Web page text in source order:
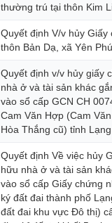
thường trú tại thôn Kim
Quyết định V/v hủy
thôn Bản Dạ, xã Yên
Quyết định v/v hủy giấy
nhà ở và tài sản khác
vào sổ cấp GCN CH
Cam Văn Hợp (Cam
Hòa Thắng cũ) tỉnh
Quyết định Về việc hủy
hữu nhà ở và tài sản
vào sổ cấp Giấy chứng
ký đất đai thành phố
đất đai khu vực Đô thị)